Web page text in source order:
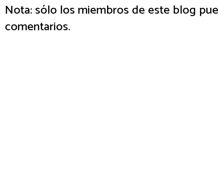
Nota: sólo los miembros de este blog
comentarios.